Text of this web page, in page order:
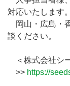
対応いたします。
岡山・広島・
談ください。
＜株式会社シ
>> https://